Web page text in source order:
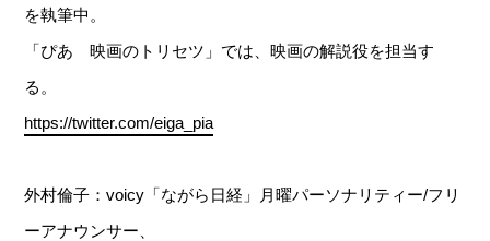
を執筆中。
「ぴあ 映画のトリセツ」では、映画の解説役を担当す
る。
https://twitter.com/eiga_pia
外村倫子：voicy「ながら日経」月曜パーソナリティー/フリ
ーアナウンサー、